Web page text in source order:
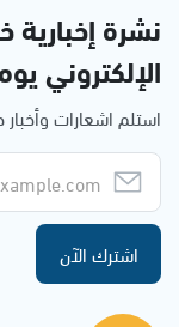
نشرة
الإلكتروني
استلم اشعارات
اشترك الآن